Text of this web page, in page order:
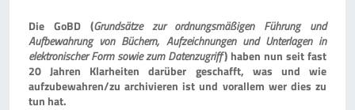
Die GoBD (Grundsätze zur ordnungsmäßigen Führung und
Aufbewahrung von Büchern, Aufzeichnungen und Unterlagen in
elektronischer Form sowie zum Datenzugriff) haben nun seit fast
20 Jahren Klarheiten darüber geschafft, was und wie
aufzubewahren/zu archivieren ist und vorallem wer dies zu
tun hat.